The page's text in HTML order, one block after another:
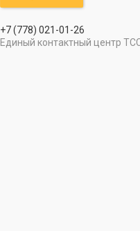
+7 (778) 021-01-26
Единый контактный центр